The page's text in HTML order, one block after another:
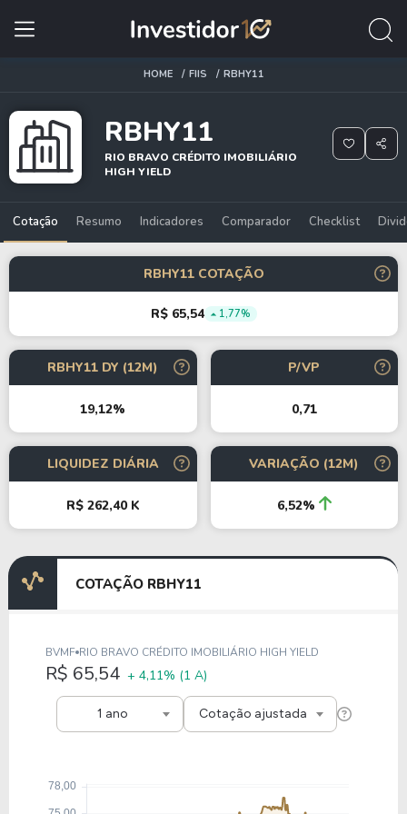
HOME FIIS RBHY11
RBHY11
RIO BRAVO CRÉDITO IMOBILIÁRIO
HIGH YIELD
Cotação Resumo Indicadores Comparador Checklist
RBHY11 COTAÇÃO
R$ 65,54 1,77%
RBHY11 DY (12M)
19,12%
P/VP
0,71
LIQUIDEZ DIÁRIA
R$ 262,40 K
VARIAÇÃO (12M)
6,52%
COTAÇÃO RBHY11
1 ano
BVMF RIO BRAVO CRÉDITO IMOBILIÁRIO HIGH YIELD
R$ 65,54 + 4,11% (1 A)
Cotação ajustada